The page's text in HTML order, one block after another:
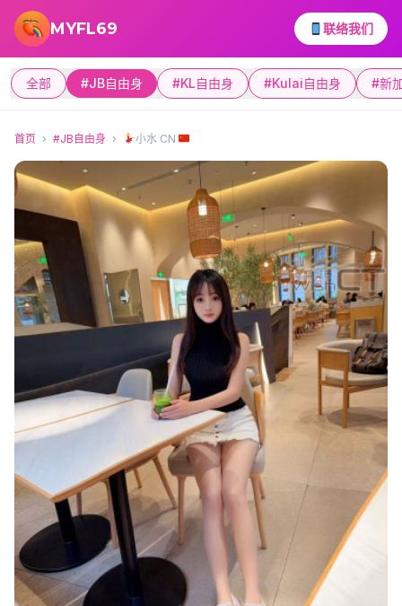
跳转到主要内容
MYFL69 联络我们
全部 #JB自由身 #KL自由身 #Kulai自由身 #新
首页 › #JB自由身 › 小水 CN